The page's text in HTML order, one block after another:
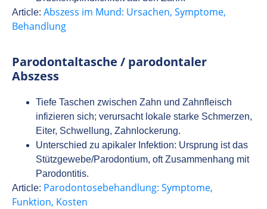
Article: Abszess im Mund: Ursachen, Symptome,
Behandlung
Parodontaltasche / parodontaler
Abszess
Tiefe Taschen zwischen Zahn und Zahnfleisch
infizieren sich; verursacht lokale starke Schmerzen,
Eiter, Schwellung, Zahnlockerung.
Unterschied zu apikaler Infektion: Ursprung ist das
Stützgewebe/Parodontium, oft Zusammenhang mit
Parodontitis.
Article: Parodontosebehandlung: Symptome,
Funktion, Kosten